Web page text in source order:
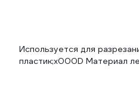
Используется для
пластик;x000D Материал